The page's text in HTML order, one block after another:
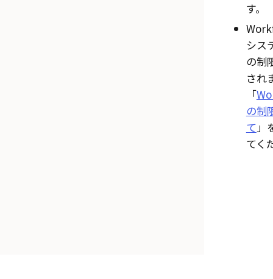
す。
シス
の制
され
「
の制
て」
てく